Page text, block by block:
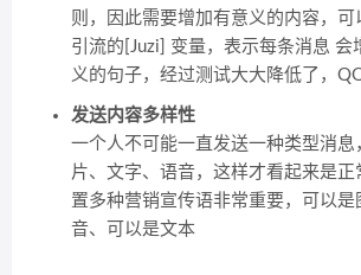
则，因此需要增加有意义的内容，可
引流的[Juzi] 变量，表示每条消息 会
义的句子，经过测试大大降低了，
发送内容多样性
一个人不可能一直发送一种类型消息
片、文字、语音，这样才看起来是
置多种营销宣传语非常重要，可以是
音、可以是文本